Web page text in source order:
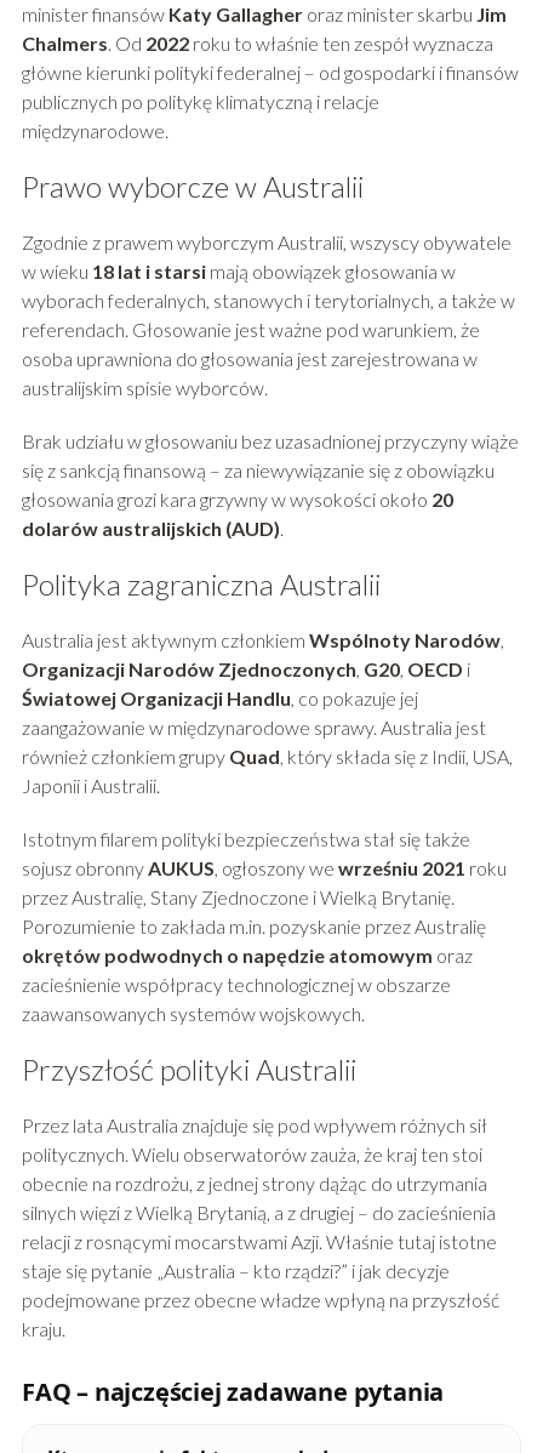
minister finansów Katy Gallagheroraz minister skarbu Jim
Chalmers. Od 2022roku to właśnie ten zespół wyznacza
główne kierunki polityki federalnej – od gospodarki i finansów
publicznych po politykę klimatyczną i relacje
międzynarodowe.
Prawo wyborcze w Australii
Zgodnie z prawem wyborczym Australii, wszyscy obywatele
w wieku 18 lat i starsimają obowiązek głosowania w
wyborach federalnych, stanowych i terytorialnych, a także w
referendach. Głosowanie jest ważne pod warunkiem, że
osoba uprawniona do głosowania jest zarejestrowana w
australijskim spisie wyborców.
Brak udziału w głosowaniu bez uzasadnionej przyczyny wiąże
się z sankcją finansową – za niewywiązanie się z obowiązku
głosowania grozi kara grzywny w wysokości około 20
dolarów australijskich (AUD).
Polityka zagraniczna Australii
Australia jest aktywnym członkiem Wspólnoty Narodów,
Organizacji Narodów Zjednoczonych, G20, OECD i
Światowej Organizacji Handlu, co pokazuje jej
zaangażowanie w międzynarodowe sprawy. Australia jest
również członkiem grupy Quad, który składa się z Indii, USA,
Japonii i Australii.
Istotnym filarem polityki bezpieczeństwa stał się także
sojusz obronnyAUKUS, ogłoszony we wrześniu 2021 roku
przez Australię, Stany Zjednoczone i Wielką Brytanię.
Porozumienie to zakłada m.in. pozyskanie przez Australię
okrętów podwodnych o napędzie atomowym oraz
zacieśnienie współpracy technologicznej w obszarze
zaawansowanych systemów wojskowych.
Przyszłość polityki Australii
Przez lata Australia znajduje się pod wpływem różnych sił
politycznych. Wielu obserwatorów zauża, że kraj ten stoi
obecnie na rozdrożu, z jednej strony dążąc do utrzymania
silnych więzi z Wielką Brytanią, a z drugiej – do zacieśnienia
relacji z rosnącymi mocarstwami Azji. Właśnie tutaj istotne
staje się pytanie „Australia – kto rządzi?” i jak decyzje
podejmowane przez obecne władze wpłyną na przyszłość
kraju.
FAQ – najczęściej zadawane pytania